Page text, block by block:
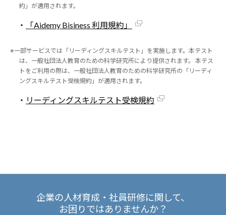
約」が適用されます。
・ 「Aidemy Bisiness 利用規約」
※一部サービスでは「リーディングスキルテスト」を実施します。本テスト
は、一般社団法人教育のための科学研究所により提供されます。 本テス
トをご利用の際は、一般社団法人教育のための科学研究所の「リーディ
ングスキルテスト受検規約」が適用されます。
・ リーディングスキルテスト受検規約
企業の人材育成・社員研修に関して、
お困りではありませんか？